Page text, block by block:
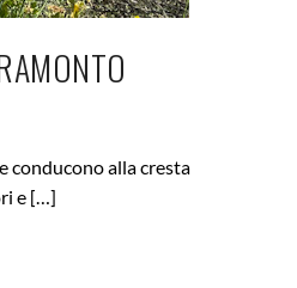
conducono alla cresta
e […]